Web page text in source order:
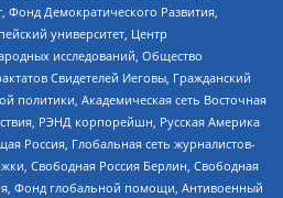
Фонд Демократического Развития,
университет, Центр
исследований, Общество
Свидетелей Иеговы, Гражданский
политики, Академическая сеть Восточная
РЭНД корпорейшн, Русская Америка
Россия, Глобальная сеть журналистов-
Свободная Россия Берлин, Свободная
Фонд глобальной помощи, Антивоенный